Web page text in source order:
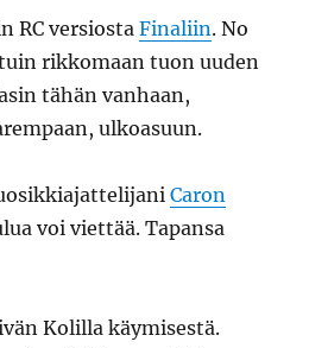
RC versiostaFinaliin. No
rikkomaan tuon uuden
tähän vanhaan,
ulkoasuun.
Caron
voi viettää. Tapansa
Kolilla käymisestä.